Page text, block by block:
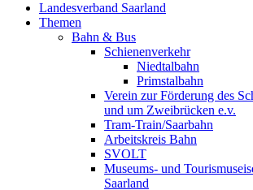
Landesverband Saarland
Themen
Bahn & Bus
Schienenverkehr
Niedtalbahn
Primstalbahn
Verein zur Förderung des
und um Zweibrücken e.v.
Tram-Train/Saarbahn
Arbeitskreis Bahn
SVOLT
Museums- und
Saarland